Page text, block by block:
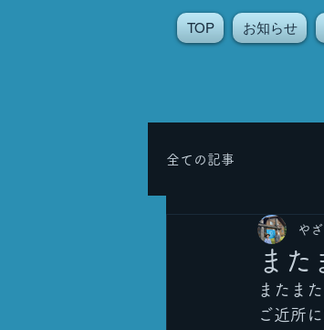
TOP お知らせ
全ての記事
また
や
またま
ご近所